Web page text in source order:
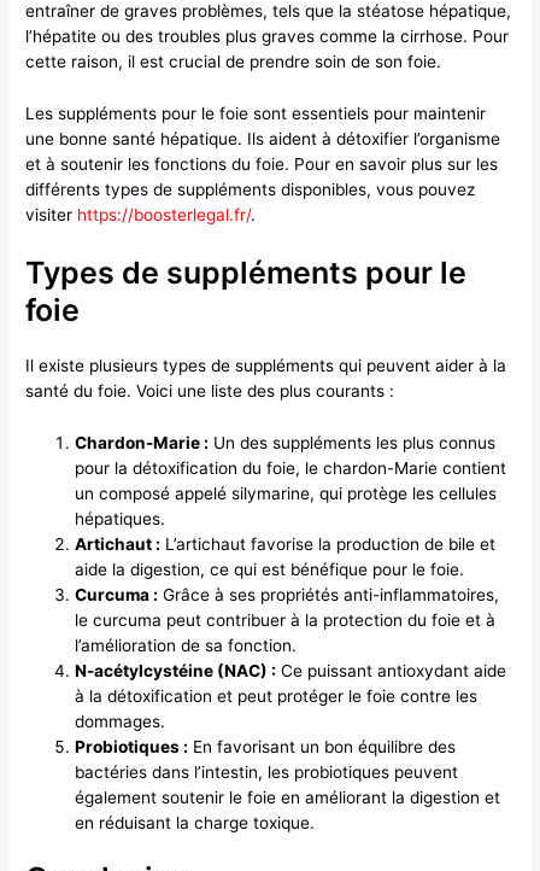
entraîner de graves problèmes, tels que la stéatose hépatique,
l’hépatite ou des troubles plus graves comme la cirrhose. Pour
cette raison, il est crucial de prendre soin de son foie.
Les suppléments pour le foie sont essentiels pour maintenir
une bonne santé hépatique. Ils aident à détoxifier l’organisme
et à soutenir les fonctions du foie. Pour en savoir plus sur les
différents types de suppléments disponibles, vous pouvez
visiter https://boosterlegal.fr/.
Types de suppléments pour le
foie
Il existe plusieurs types de suppléments qui peuvent aider à la
santé du foie. Voici une liste des plus courants :
Chardon-Marie : Un des suppléments les plus connus
pour la détoxification du foie, le chardon-Marie contient
un composé appelé silymarine, qui protège les cellules
hépatiques.
Artichaut : L’artichaut favorise la production de bile et
aide la digestion, ce qui est bénéfique pour le foie.
Curcuma : Grâce à ses propriétés anti-inflammatoires,
le curcuma peut contribuer à la protection du foie et à
l’amélioration de sa fonction.
N-acétylcystéine (NAC) : Ce puissant antioxydant aide
à la détoxification et peut protéger le foie contre les
dommages.
Probiotiques : En favorisant un bon équilibre des
bactéries dans l’intestin, les probiotiques peuvent
également soutenir le foie en améliorant la digestion et
en réduisant la charge toxique.